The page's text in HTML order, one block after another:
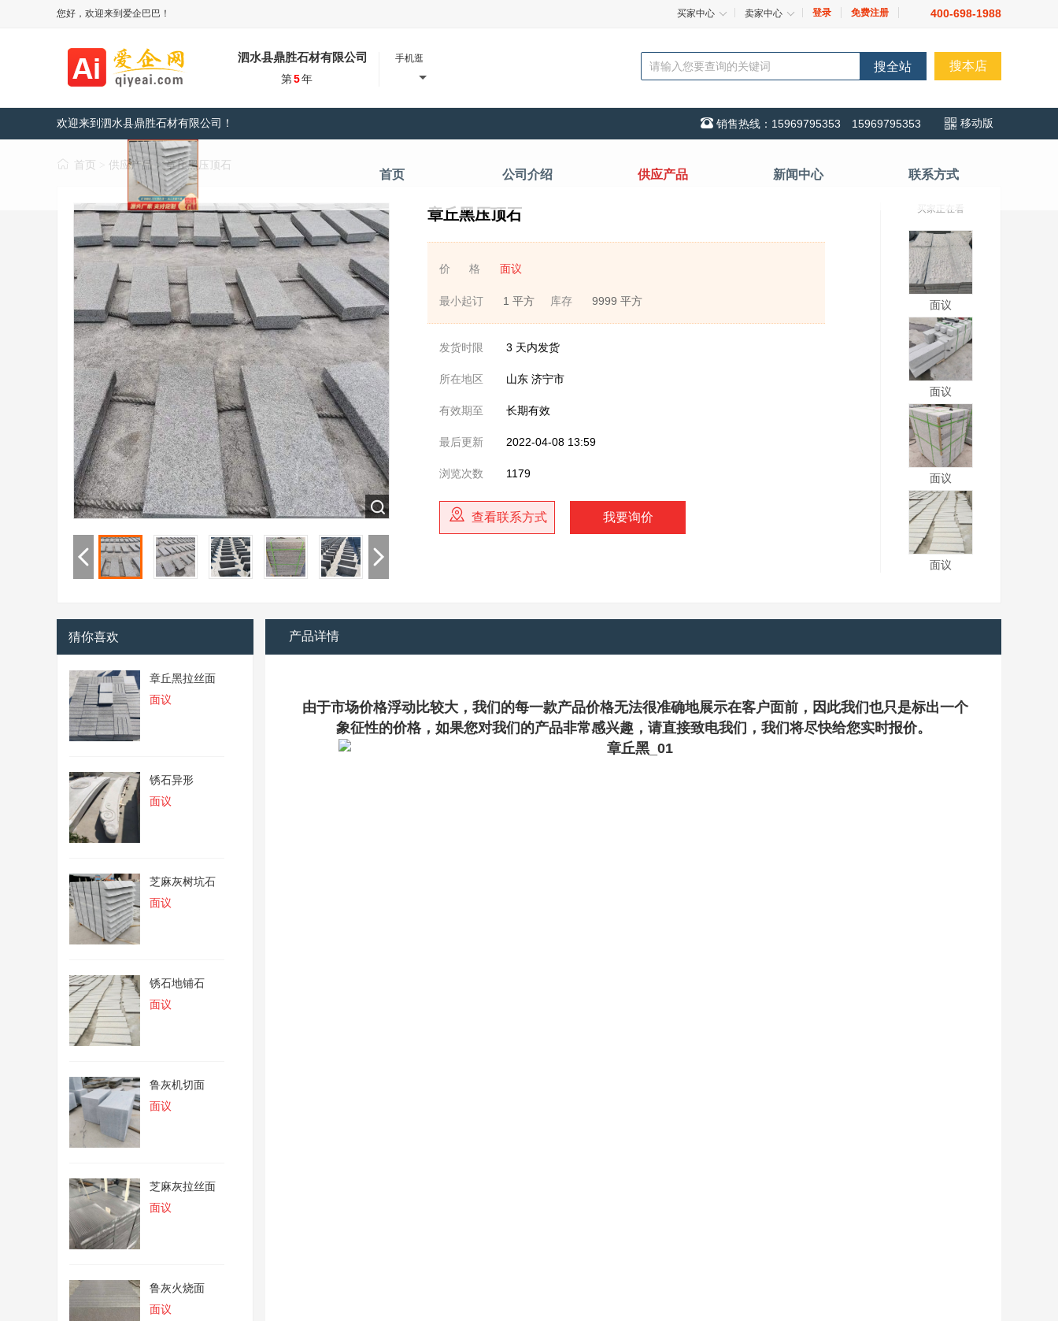
您好，欢迎来到爱企巴巴！ 买家中心 卖家中心 登录 免费注册 400-698-1988
泗水县鼎胜石材有限公司
第5年
手机逛
搜全站 搜本店
欢迎来到泗水县鼎胜石材有限公司！  销售热线：15969795353 15969795353 移动版
首页 公司介绍 供应产品 新闻中心 联系方式
首页 供应产品 >章丘黑压顶石
章丘黑压顶石
价 格 面议
最小起订 1 平方 库存 9999 平方
发货时限 3 天内发货
所在地区 山东 济宁市
有效期至 长期有效
最后更新 2022-04-08 13:59
浏览次数 1179
查看联系方式 我要询价
买家正在看
面议
面议
面议
面议
猜你喜欢
章丘黑拉丝面
面议
锈石异形
面议
芝麻灰树坑石
面议
锈石地铺石
面议
鲁灰机切面
面议
芝麻灰拉丝面
面议
鲁灰火烧面
面议
产品详情
由于市场价格浮动比较大，我们的每一款产品价格无法很准确地展示在客户面前，因此我们也只是标出一个
象征性的价格，如果您对我们的产品非常感兴趣，请直接致电我们，我们将尽快给您实时报价。